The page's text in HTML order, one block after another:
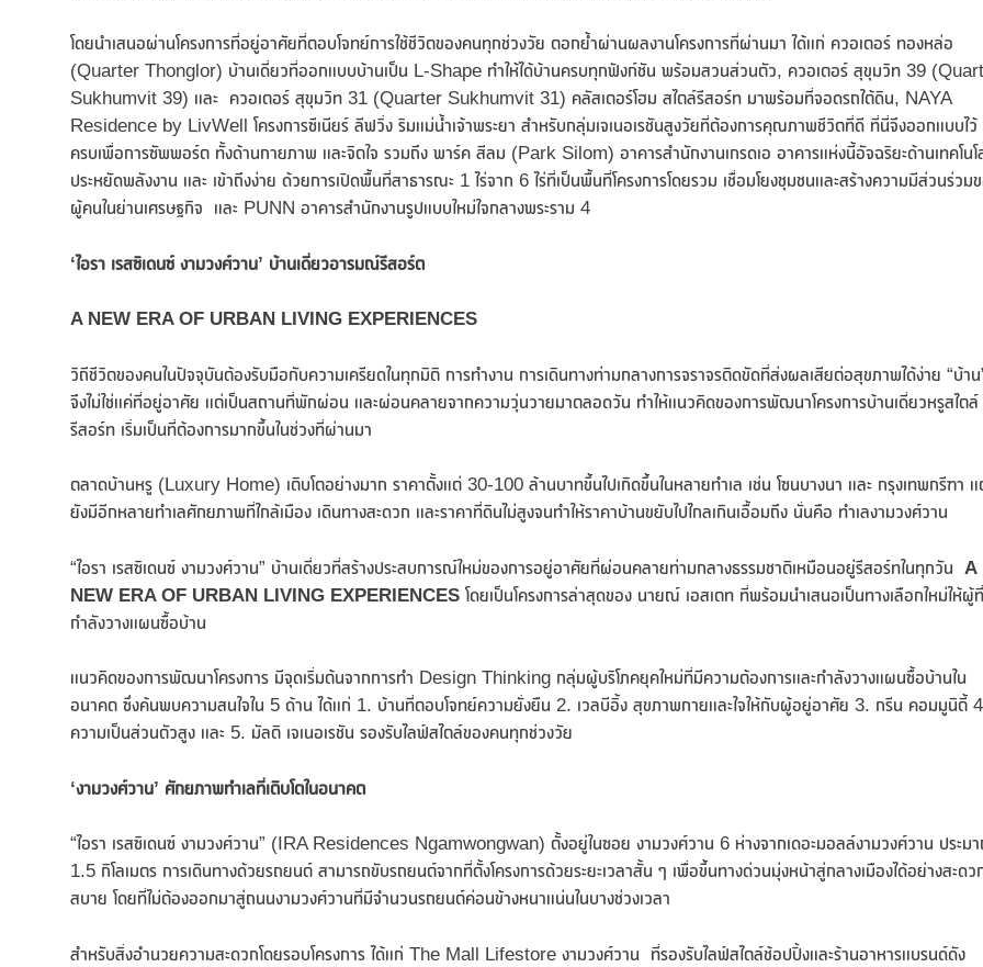
โดยนำเสนอผ่านโครงการที่อยู่อาศัยที่ตอบโจทย์การใช้ชีวิตของคนทุกช่วงวัย ตอกย้ำผ่านผลงานโครงการที่ผ่านมา ได้แก่ ควอเตอร์ ทองหล่อ
(Quarter Thonglor) บ้านเดี่ยวที่ออกแบบบ้านเป็น L-Shape ทำให้ได้บ้านครบทุกฟังก์ชัน พร้อมสวนส่วนตัว, ควอเตอร์ สุขุมวิท 39
Sukhumvit 39) และ ควอเตอร์ สุขุมวิท 31 (Quarter Sukhumvit 31) คลัสเตอร์โฮม สไตล์รีสอร์ท มาพร้อมที่จอดรถใต้ดิน, NAYA
Residence by LivWell โครงการซีเนียร์ ลีฟวิ่ง ริมแม่น้ำเจ้าพระยา สำหรับกลุ่มเจเนอเรชันสูงวัยที่ต้องการคุณภาพชีวิตที่ดี ที่นี่จึงออกแบบไว้
ครบเพื่อการซัพพอร์ต ทั้งด้านกายภาพ และจิตใจ รวมถึง พาร์ค สีลม (Park Silom) อาคารสำนักงานเกรดเอ อาคารแห่งนี้อัจฉริยะด้านเทคโนโ
ประหยัดพลังงาน และ เข้าถึงง่าย ด้วยการเปิดพื้นที่สาธารณะ 1 ไร่จาก 6 ไร่ที่เป็นพื้นที่โครงการโดยรวม เชื่อมโยงชุมชนและสร้างความมีส่วนร่วม
ผู้คนในย่านเศรษฐกิจ และ PUNN อาคารสำนักงานรูปแบบใหม่ใจกลางพระราม 4
‘ไอรา เรสซิเดนซ์ งามวงศ์วาน’ บ้านเดี่ยวอารมณ์รีสอร์ต
A NEW ERA OF URBAN LIVING EXPERIENCES
วิถีชีวิตของคนในปัจจุบันต้องรับมือกับความเครียดในทุกมิติ การทำงาน การเดินทางท่ามกลางการจราจรติดขัดที่ส่งผลเสียต่อสุขภาพได้ง่าย “บ้าน
จึงไม่ใช่แค่ที่อยู่อาศัย แต่เป็นสถานที่พักผ่อน และผ่อนคลายจากความวุ่นวายมาตลอดวัน ทำให้แนวคิดของการพัฒนาโครงการบ้านเดี่ยวหรูสไตล์
รีสอร์ท เริ่มเป็นที่ต้องการมากขึ้นในช่วงที่ผ่านมา
ตลาดบ้านหรู (Luxury Home) เติบโตอย่างมาก ราคาตั้งแต่ 30-100 ล้านบาทขึ้นไปเกิดขึ้นในหลายทำเล เช่น โซนบางนา และ กรุงเทพกรีฑา แ
ยังมีอีกหลายทำเลศักยภาพที่ใกล้เมือง เดินทางสะดวก และราคาที่ดินไม่สูงจนทำให้ราคาบ้านขยับไปไกลเกินเอื้อมถึง นั่นคือ ทำเลงามวงศ์วาน
“ไอรา เรสซิเดนซ์ งามวงศ์วาน” บ้านเดี่ยวที่สร้างประสบการณ์ใหม่ของการอยู่อาศัยที่ผ่อนคลายท่ามกลางธรรมชาติเหมือนอยู่รีสอร์ทในทุกวัน A
NEW ERA OF URBAN LIVING EXPERIENCES โดยเป็นโครงการล่าสุดของ นายณ์ เอสเตท ที่พร้อมนำเสนอเป็นทางเลือกใหม่ให้ผู้ที่
กำลังวางแผนซื้อบ้าน
แนวคิดของการพัฒนาโครงการ มีจุดเริ่มต้นจากการทำ Design Thinking กลุ่มผู้บริโภคยุคใหม่ที่มีความต้องการและกำลังวางแผนซื้อบ้านใน
อนาคต ซึ่งค้นพบความสนใจใน 5 ด้าน ได้แก่ 1. บ้านที่ตอบโจทย์ความยั่งยืน 2. เวลบีอิ้ง สุขภาพกายและใจให้กับผู้อยู่อาศัย 3. กรีน คอมมูนิตี้
ความเป็นส่วนตัวสูง และ 5. มัลติ เจเนอเรชัน รองรับไลฟ์สไตล์ของคนทุกช่วงวัย
‘งามวงศ์วาน’ ศักยภาพทำเลที่เติบโตในอนาคต
“ไอรา เรสซิเดนซ์ งามวงศ์วาน” (IRA Residences Ngamwongwan) ตั้งอยู่ในซอย งามวงศ์วาน 6 ห่างจากเดอะมอลล์งามวงศ์วาน ประม
1.5 กิโลเมตร การเดินทางด้วยรถยนต์ สามารถขับรถยนต์จากที่ตั้งโครงการด้วยระยะเวลาสั้น ๆ เพื่อขึ้นทางด่วนมุ่งหน้าสู่กลางเมืองได้อย่างสะดว
สบาย โดยที่ไม่ต้องออกมาสู่ถนนงามวงศ์วานที่มีจำนวนรถยนต์ค่อนข้างหนาแน่นในบางช่วงเวลา
สำหรับสิ่งอำนวยความสะดวกโดยรอบโครงการ ได้แก่ The Mall Lifestore งามวงศ์วาน ที่รองรับไลฟ์สไตล์​ช้อปปิ้งและร้านอาหารแบรนด์ดัง